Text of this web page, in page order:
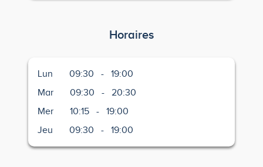
Horaires
Lun 09:30 -
19:00
Mar
09:30 -
20:30
Mer
10:15 -
19:00
Jeu
09:30 - 19:00